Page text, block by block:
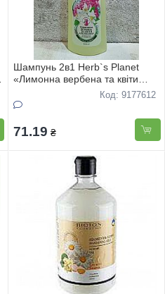
Шампунь 2в1 Herb`s Planet
«Лимонна вербена та квіти
Код: 9177612
71.19 ₴